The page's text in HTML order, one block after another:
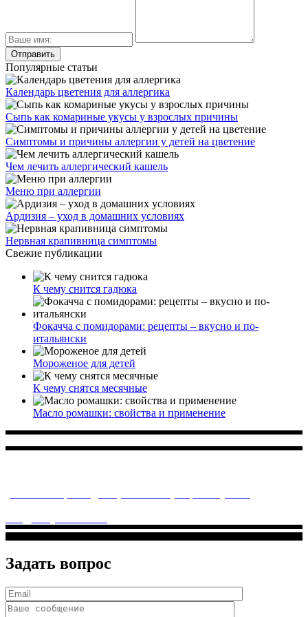
Популярные статьи
Календарь цветения для аллергика
Сыпь как комариные укусы у взрослых причины
Симптомы и причины аллергии у детей на цветение
Чем лечить аллергический кашель
Меню при аллергии
Ардизия – уход в домашних условиях
Нервная крапивница симптомы
Свежие публикации
К чему снится гадюка
Фокачча с помидорами: рецепты – вкусно и по-
итальянски
Мороженое для детей
К чему снятся месячные
Масло ромашки: свойства и применение
Задать вопрос